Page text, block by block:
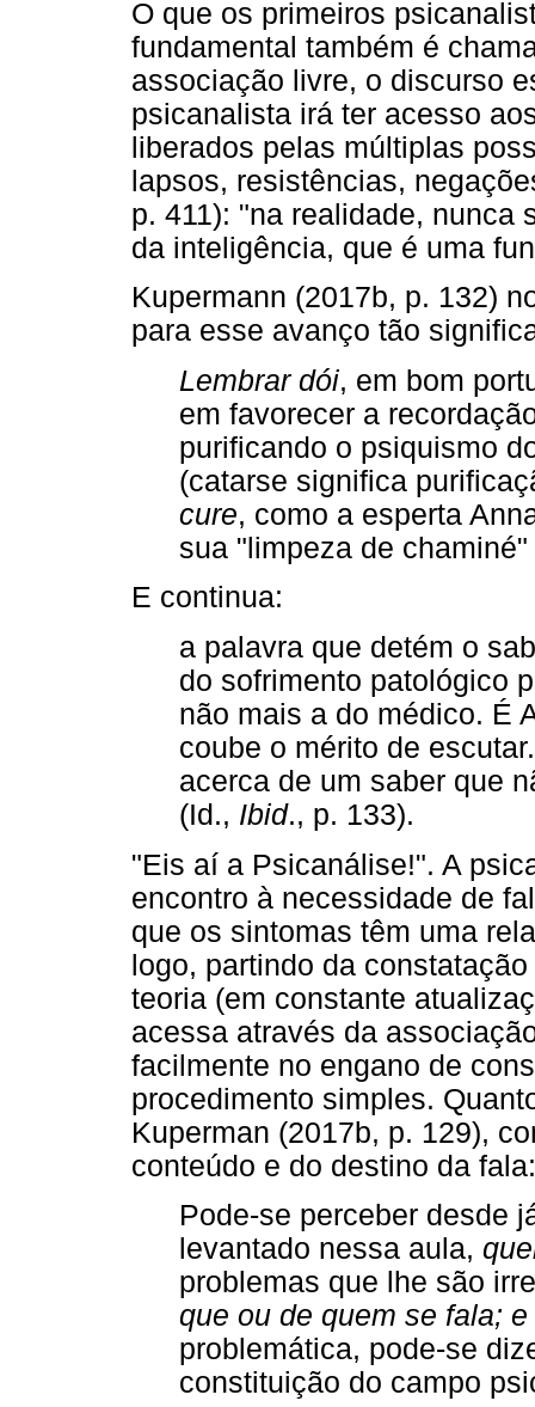
O que os primeiros
fundamental também é
associação livre, o discurso
psicanalista irá ter acesso
liberados pelas múltiplas
lapsos, resistências,
p. 411): "na realidade, nunca
da inteligência, que é uma
Kupermann (2017b, p. 132)
para esse avanço tão
Lembrar dói, em bom
em favorecer a
purificando o psiquismo
(catarse significa
cure, como a esperta
sua "limpeza de
E continua:
a palavra que detém o
do sofrimento patológico
não mais a do médico. É
coube o mérito de
acerca de um saber que
(Id., Ibid., p. 133).
"Eis aí a Psicanálise!". A
encontro à necessidade de
que os sintomas têm uma
logo, partindo da
teoria (em constante
acessa através da
facilmente no engano de
procedimento simples.
Kuperman (2017b, p. 129),
conteúdo e do destino da fala:
Pode-se perceber desde
levantado nessa aula,
problemas que lhe são
que ou de quem se fala;
problemática, pode-se
constituição do campo